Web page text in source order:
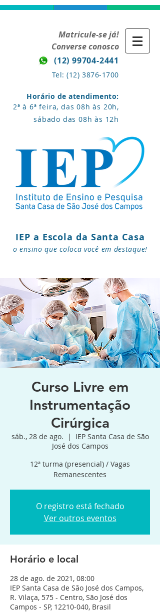
Matricule-se já!
Converse conosco
(12) 99704-2441
Tel:(12) 3876-1700
Horário de atendimento:
2ª à 6ª feira, das 08h às 20h,
sábado das 08h às 12h
IEP a Escola da Santa Casa
o ensino que coloca você em destaque!
Curso Livre em
Instrumentação
Cirúrgica
sáb., 28 de ago.
  |
IEP Santa Casa de São
José dos Campos
12ª turma (presencial) / Vagas
Remanescentes
O registro está fechado
Ver outros eventos
Horário e local
28 de ago. de 2021, 08:00
IEP Santa Casa de São José dos Campos,
R. Vilaça, 575 - Centro, São José dos
Campos - SP, 12210-040, Brasil